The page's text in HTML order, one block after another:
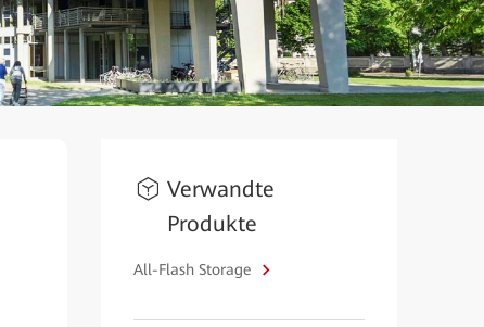
Verwandte
Produkte
All-Flash Storage